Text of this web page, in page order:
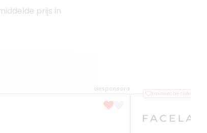
prijs in
Gesponsord
Favoriet bij cliënten